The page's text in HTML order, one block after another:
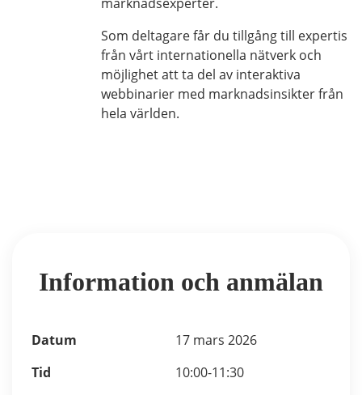
Som deltagare får du tillgång till expertis
från vårt internationella nätverk och
möjlighet att ta del av interaktiva
webbinarier med marknadsinsikter från
hela världen.
Information och anmälan
Datum
17 mars 2026
Tid
10:00-11:30